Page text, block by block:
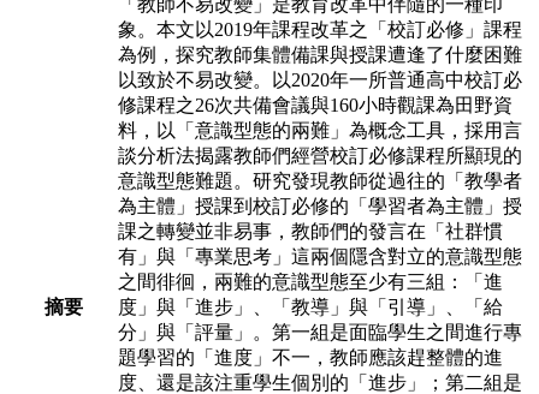
摘要
「教師不易改變」是教育改革中伴隨的一種印
象。本文以2019年課程改革之「校訂必修」課程
為例，探究教師集體備課與授課遭逢了什麼困難
以致於不易改變。以2020年一所普通高中校訂必
修課程之26次共備會議與160小時觀課為田野資
料，以「意識型態的兩難」為概念工具，採用言
談分析法揭露教師們經營校訂必修課程所顯現的
意識型態難題。研究發現教師從過往的「教學者
為主體」授課到校訂必修的「學習者為主體」授
課之轉變並非易事，教師們的發言在「社群慣
有」與「專業思考」這兩個隱含對立的意識型態
之間徘徊，兩難的意識型態至少有三組：「進
度」與「進步」、「教導」與「引導」、「給
分」與「評量」。第一組是面臨學生之間進行專
題學習的「進度」不一，教師應該趕整體的進
度、還是該注重學生個別的「進步」；第二組是